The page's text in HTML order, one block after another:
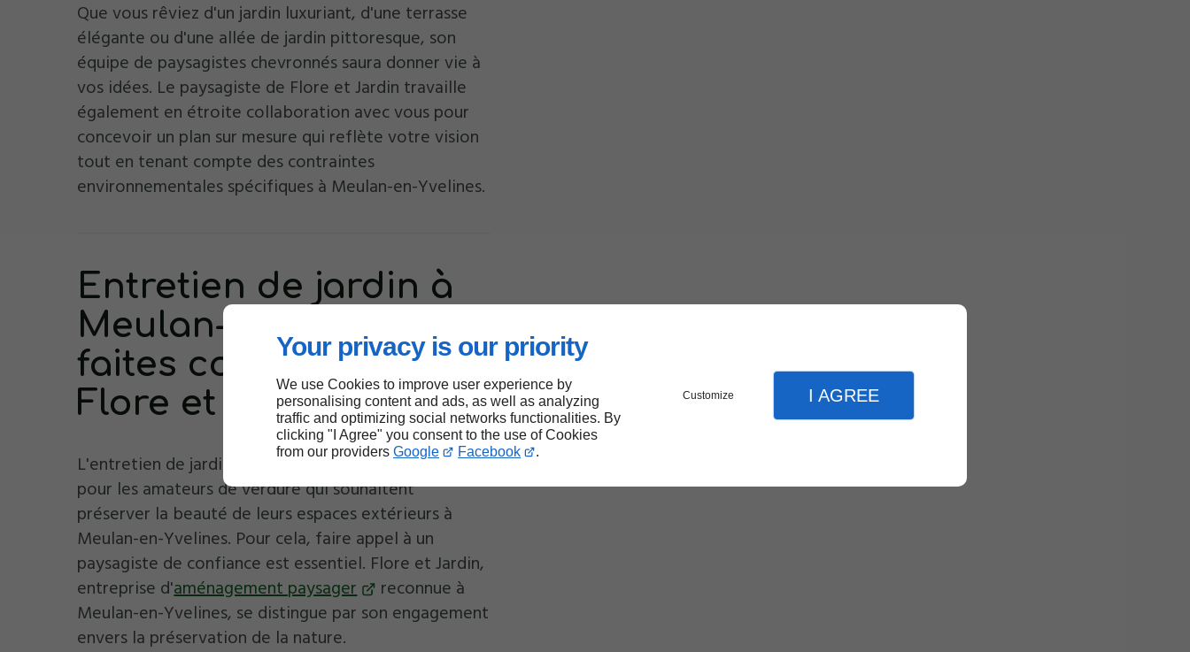
Your privacy is our priority
We use Cookies to improve user experience by
personalising content and ads, as well as analyzing
traffic and optimizing social networks functionalities. By
clicking "I Agree" you consent to the use of Cookies
from our providers Google Facebook .
Customize I AGREE
Que vous rêviez d'un jardin luxuriant, d'une terrasse
élégante ou d'une allée de jardin pittoresque, son
équipe de paysagistes chevronnés saura donner vie à
vos idées. Le paysagiste de Flore et Jardin travaille
également en étroite collaboration avec vous pour
concevoir un plan sur mesure qui reflète votre vision
tout en tenant compte des contraintes
environnementales spécifiques à Meulan-en-Yvelines.
Entretien de jardin à
Meulan-en-Yvelines :
faites confiance à
Flore et Jardin
L'entretien de jardin est une préoccupation majeure
pour les amateurs de verdure qui souhaitent
préserver la beauté de leurs espaces extérieurs à
Meulan-en-Yvelines. Pour cela, faire appel à un
paysagiste de confiance est essentiel. Flore et Jardin,
entreprise d'aménagement paysager
reconnue à
Meulan-en-Yvelines, se distingue par son engagement
envers la préservation de la nature.